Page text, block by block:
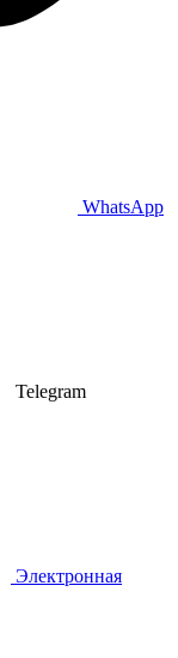
WhatsApp
Telegram
Электронная